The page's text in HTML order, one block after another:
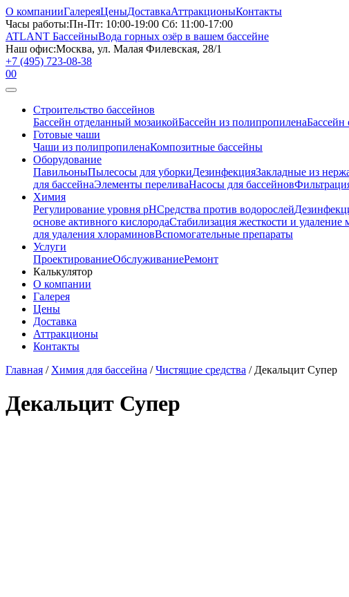
О компанииГалереяЦеныДоставкаАттракционыКонтакты
Часы работы:Пн-Пт: 10:00-19:00 Сб: 11:00-17:00
ATLANT БассейныВода горных озёр в вашем бассейне
Наш офис:Москва, ул. Малая Филевская, 28/1
+7 (495) 723-08-38
00
Строительство бассейнов
Бассейн отделанный мозаикойБассейн из полипропилена
Готовые чаши
Чаши из полипропиленаКомпозитные бассейны
Оборудование
ПавильоныПылесосы для уборкиДезинфекцияЗакладные из
для бассейнаЭлементы переливаНасосы для бассейнов
Химия
Регулирование уровня рНСредства против водорослей
основе активного кислородаСтабилизация жесткости и удаление
для удаления хлораминовВспомогательные препараты
Услуги
ПроектированиеОбслуживаниеРемонт
Калькулятор
О компании
Галерея
Цены
Доставка
Аттракционы
Контакты
Главная / Химия для бассейна /Чистящие средства / Декальцит Супер
Декальцит Супер